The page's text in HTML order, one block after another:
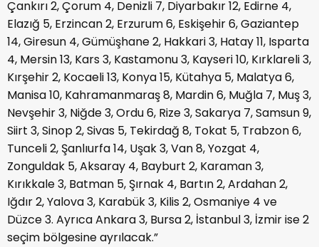
Çankırı 2, Çorum 4, Denizli 7, Diyarbakır 12, Edirne 4,
Elazığ 5, Erzincan 2, Erzurum 6, Eskişehir 6, Gaziantep
14, Giresun 4, Gümüşhane 2, Hakkari 3, Hatay 11, Isparta
4, Mersin 13, Kars 3, Kastamonu 3, Kayseri 10, Kırklareli 3,
Kırşehir 2, Kocaeli 13, Konya 15, Kütahya 5, Malatya 6,
Manisa 10, Kahramanmaraş 8, Mardin 6, Muğla 7, Muş 3,
Nevşehir 3, Niğde 3, Ordu 6, Rize 3, Sakarya 7, Samsun 9,
Siirt 3, Sinop 2, Sivas 5, Tekirdağ 8, Tokat 5, Trabzon 6,
Tunceli 2, Şanlıurfa 14, Uşak 3, Van 8, Yozgat 4,
Zonguldak 5, Aksaray 4, Bayburt 2, Karaman 3,
Kırıkkale 3, Batman 5, Şırnak 4, Bartın 2, Ardahan 2,
Iğdır 2, Yalova 3, Karabük 3, Kilis 2, Osmaniye 4 ve
Düzce 3. Ayrıca Ankara 3, Bursa 2, İstanbul 3, İzmir ise 2
seçim bölgesine ayrılacak.”